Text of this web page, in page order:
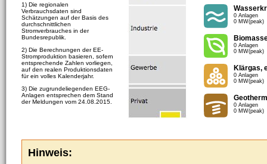
1) Die regionalen
Verbrauchsdaten sind
Schätzungen auf der Basis des
durchschnittlichen
Stromverbrauches in der
Bundesrepublik.
2) Die Berechnungen der EE-
Stromproduktion basieren, sofern
entsprechende Zahlen vorliegen,
auf den realen Produktionsdaten
für ein volles Kalenderjahr.
3) Die zugrundeliegenden EEG-
Anlagen entsprechen dem Stand
der Meldungen vom 24.08.2015.
0 Anlagen
0 MW(peak)
0 Anlagen
0 MW(peak)
Klärgas,
0 Anlagen
0 MW(peak)
0 Anlagen
0 MW(peak)
Hinweis: